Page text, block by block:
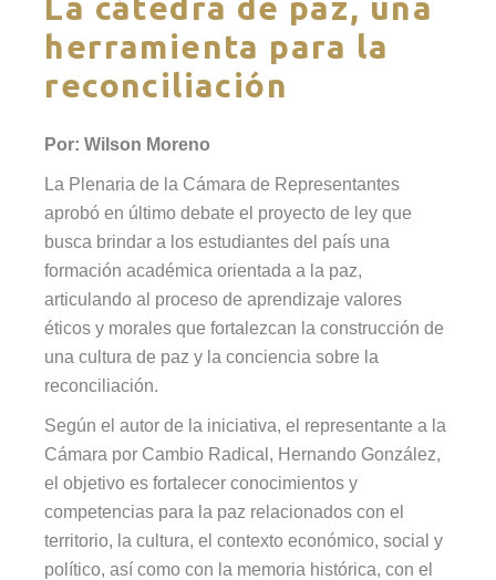
La cátedra de paz, una
herramienta para la
reconciliación
Por: Wilson Moreno
La Plenaria de la Cámara de Representantes
aprobó en último debate el proyecto de ley que
busca brindar a los estudiantes del país una
formación académica orientada a la paz,
articulando al proceso de aprendizaje valores
éticos y morales que fortalezcan la construcción de
una cultura de paz y la conciencia sobre la
reconciliación.
Según el autor de la iniciativa, el representante a la
Cámara por Cambio Radical, Hernando González,
el objetivo es fortalecer conocimientos y
competencias para la paz relacionados con el
territorio, la cultura, el contexto económico, social y
político, así como con la memoria histórica, con el